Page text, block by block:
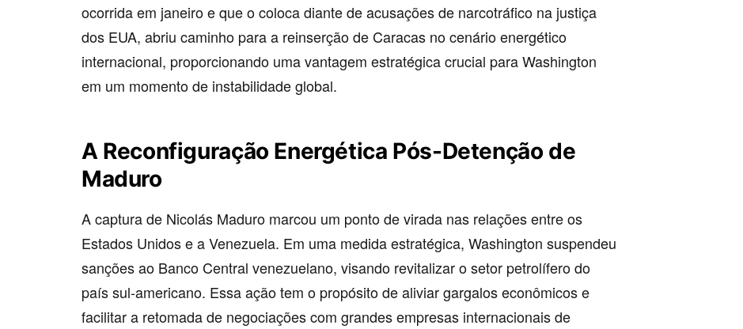
ocorrida em janeiro e que o coloca diante de acusações de narcotráfico na justiça
dos EUA, abriu caminho para a reinserção de Caracas no cenário energético
internacional, proporcionando uma vantagem estratégica crucial para Washington
em um momento de instabilidade global.
A Reconfiguração Energética Pós-Detenção de
Maduro
A captura de Nicolás Maduro marcou um ponto de virada nas relações entre os
Estados Unidos e a Venezuela. Em uma medida estratégica, Washington suspendeu
sanções ao Banco Central venezuelano, visando revitalizar o setor petrolífero do
país sul-americano. Essa ação tem o propósito de aliviar gargalos econômicos e
facilitar a retomada de negociações com grandes empresas internacionais de